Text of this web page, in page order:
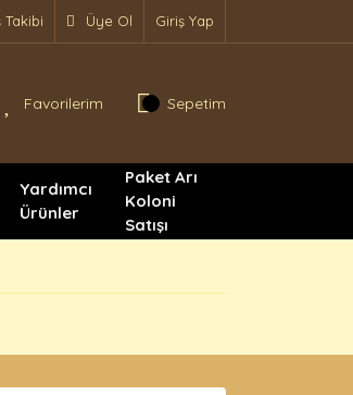
Takibi Üye Ol Giriş Yap
Favorilerim Sepetim
Yardımcı
Ürünler
Paket Arı
Koloni
Satışı